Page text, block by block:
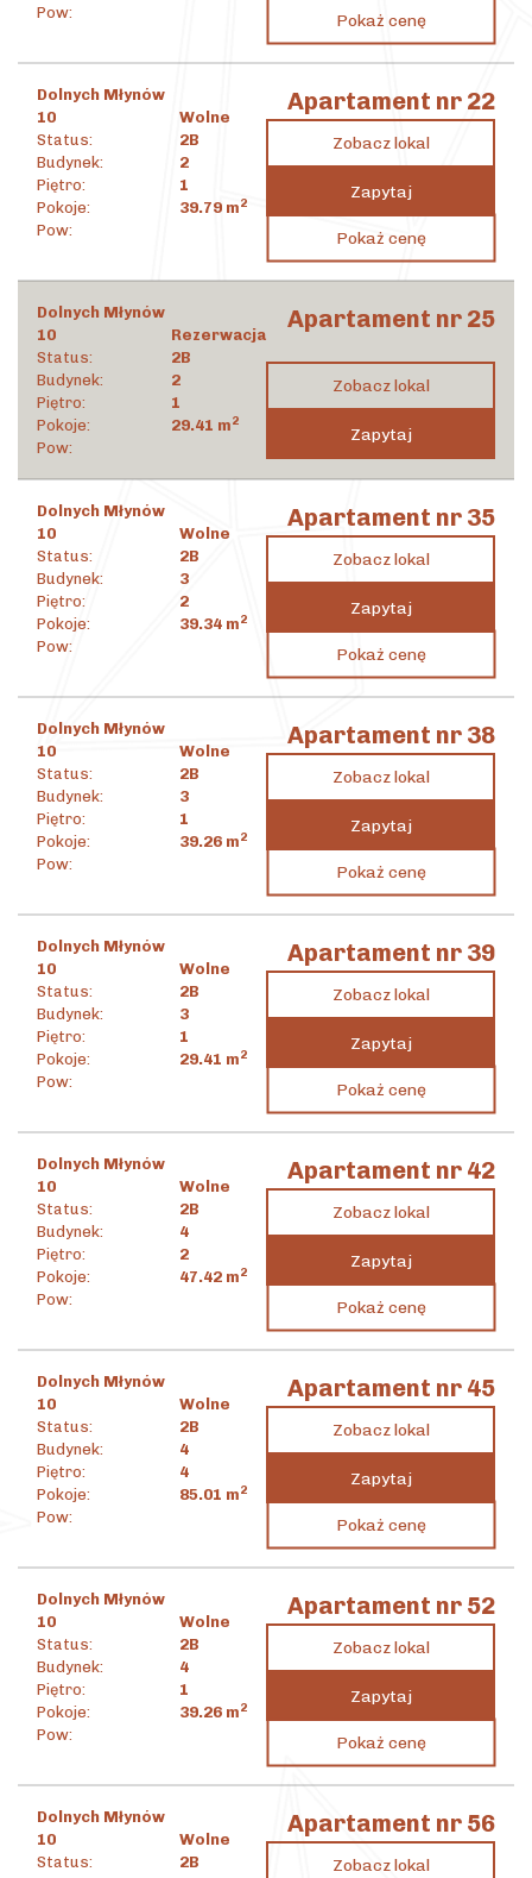
Pow:
36 456
Pokaż cenę
Dolnych Młynów
10
Status:
Budynek:
Piętro:
Pokoje:
Pow:
Wolne
2B
2
1
39.79 m2
Apartament nr 22
Zobacz lokal
Zapytaj
32 116
Pokaż cenę
Dolnych Młynów
10
Status:
Budynek:
Piętro:
Pokoje:
Pow:
Rezerwacja
2B
2
1
29.41 m2
Apartament nr 25
Zobacz lokal
Zapytaj
Dolnych Młynów
10
Status:
Budynek:
Piętro:
Pokoje:
Pow:
Wolne
2B
3
2
39.34 m2
Apartament nr 35
Zobacz lokal
Zapytaj
39 820
Pokaż cenę
Dolnych Młynów
10
Status:
Budynek:
Piętro:
Pokoje:
Pow:
Wolne
2B
3
1
39.26 m2
Apartament nr 38
Zobacz lokal
Zapytaj
35 480
Pokaż cenę
Dolnych Młynów
10
Status:
Budynek:
Piętro:
Pokoje:
Pow:
Wolne
2B
3
1
29.41 m2
Apartament nr 39
Zobacz lokal
Zapytaj
36 782
Pokaż cenę
Dolnych Młynów
10
Status:
Budynek:
Piętro:
Pokoje:
Pow:
Wolne
2B
4
2
47.42 m2
Apartament nr 42
Zobacz lokal
Zapytaj
49 288
Pokaż cenę
Dolnych Młynów
10
Status:
Budynek:
Piętro:
Pokoje:
Pow:
Wolne
2B
4
4
85.01 m2
Apartament nr 45
Zobacz lokal
Zapytaj
46 926
Pokaż cenę
Dolnych Młynów
10
Status:
Budynek:
Piętro:
Pokoje:
Pow:
Wolne
2B
4
1
39.26 m2
Apartament nr 52
Zobacz lokal
Zapytaj
38 843
Pokaż cenę
Dolnych Młynów
10
Status:
Wolne
2B
Apartament nr 56
Zobacz lokal